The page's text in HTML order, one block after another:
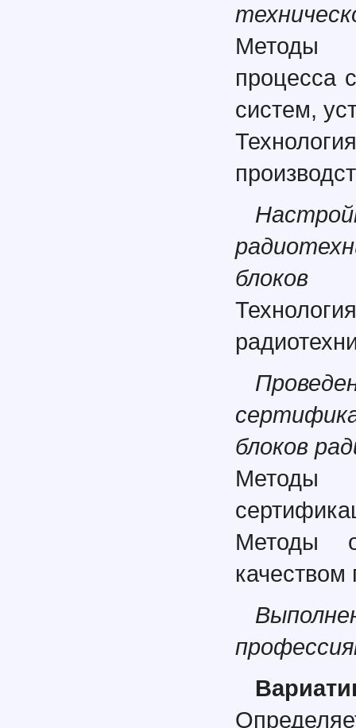
Методы
процесса
систем,
блоков
блоков
Методы
Методы
качеством